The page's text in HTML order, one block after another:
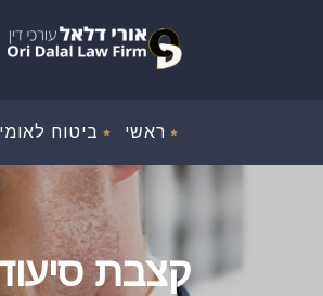
ראשי ביטוח לאומי
קצבת